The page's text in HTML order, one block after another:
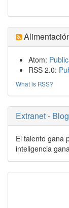
Atom:
RSS 2.0:
What is RSS?
Extranet -
El talento gana
inteligencia